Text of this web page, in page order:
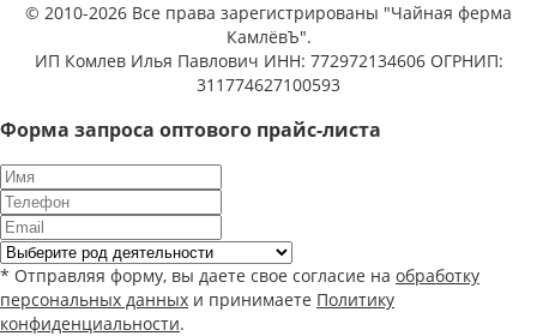
© 2010-2026 Все права зарегистрированы "Чайная ферма
КамлёвЪ".
ИП Комлев Илья Павлович ИНН: 772972134606 ОГРНИП:
311774627100593
Форма запроса оптового прайс-листа
* Отправляя форму, вы даете свое согласие на обработку
персональных данных и принимаете Политику
конфиденциальности.